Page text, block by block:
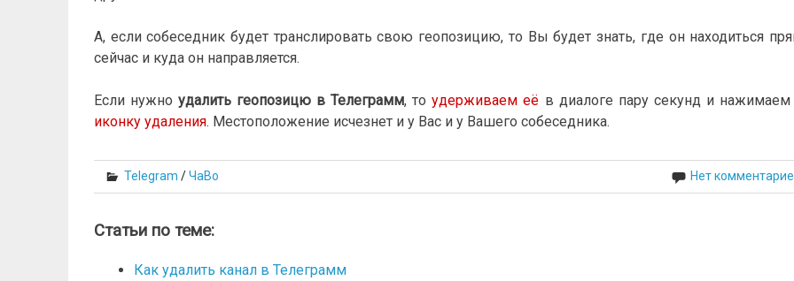
А, если собеседник будет транслировать свою геопозицию, то Вы будет знать, где он находиться
сейчас и куда он направляется.
Если нужно удалить геопозицю в Телеграмм, тоудерживаем её в диалоге пару секунд и нажимаем
иконку удаления. Местоположение исчезнет и у Вас и у Вашего собеседника.
Telegram /ЧаВо Нет
Статьи по теме:
Как удалить канал в Телеграмм